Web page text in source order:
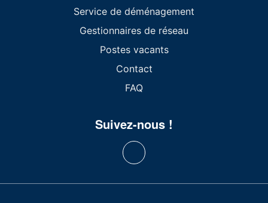
Service de déménagement
Gestionnaires de réseau
Postes vacants
Contact
FAQ
Suivez-nous !